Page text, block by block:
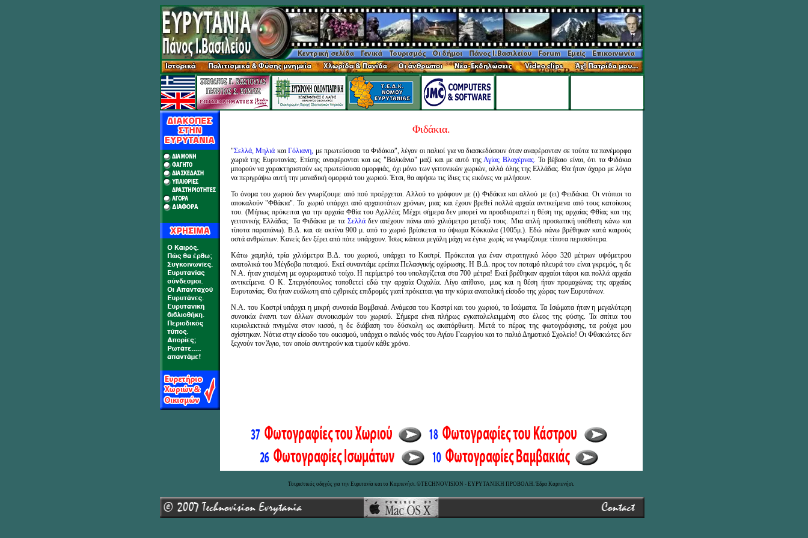
Φιδάκια.
"Σελλά, Μηλιά καιΓόλιανη, με πρωτεύουσα τα Φιδάκια", λέγαν οι παλιοί για να διασκεδάσουν όταν αναφέρονταν σε τούτα τα πανέμορφα
χωριά της Ευρυτανίας. Επίσης αναφέρονται και ως "Βαλκάνια" μαζί και με αυτό τηςΑγίας Βλαχέρνας. Το βέβαιο είναι, ότι τα Φιδάκια
μπορούν να χαρακτηριστούν ως πρωτεύουσα ομορφιάς, όχι μόνο των γειτονικών χωριών, αλλά όλης της Ελλάδας. Θα ήταν άχαρο με λόγια
να περιγράψω αυτή την μοναδική ομορφιά του χωριού. Έτσι, θα αφήσω τις ίδιες τις εικόνες να μιλήσουν.
Το όνομα του χωριού δεν γνωρίζουμε από πού προέρχεται. Αλλού το γράφουν με (ι) Φιδάκια και αλλού με (ει) Φειδάκια. Οι ντόπιοι το
αποκαλούν "Φθάκια". Το χωριό υπάρχει από αρχαιοτάτων χρόνων, μιας και έχουν βρεθεί πολλά αρχαία αντικείμενα από τους κατοίκους
του. (Μήπως πρόκειται για την αρχαία Φθία του Αχιλλέα; Μέχρι σήμερα δεν μπορεί να προσδιοριστεί η θέση της αρχαίας Φθίας και της
γειτονικής Ελλάδας. Τα Φιδάκια με τα Σελλάδεν απέχουν πάνω από χιλιόμετρο μεταξύ τους. Μια απλή προσωπική υπόθεση κάνω και
τίποτα παραπάνω). Β.Δ. και σε ακτίνα 900 μ. από το χωριό βρίσκεται το ύψωμα Κόκκαλα (1005μ.). Εδώ πάνω βρέθηκαν κατά καιρούς
οστά ανθρώπων. Κανείς δεν ξέρει από πότε υπάρχουν. Ίσως κάποια μεγάλη μάχη να έγινε χωρίς να γνωρίζουμε τίποτα περισσότερα.
Κάτω χαμηλά, τρία χιλιόμετρα Β.Δ. του χωριού, υπάρχει το Καστρί. Πρόκειται για έναν στρατηγικό λόφο 320 μέτρων υψόμετρου
ανατολικά του Μέγδοβα ποταμού. Εκεί συναντάμε ερείπια Πελασγικής οχύρωσης. Η Β.Δ. προς τον ποταμό πλευρά του είναι γκρεμός, η δε
Ν.Α. ήταν χτισμένη με οχυρωματικό τοίχο. Η περίμετρό του υπολογίζεται στα 700 μέτρα! Εκεί βρέθηκαν αρχαίοι τάφοι και πολλά αρχαία
αντικείμενα. Ο Κ. Στεργιόπουλος τοποθετεί εδώ την αρχαία Οιχαλία. Λίγο απίθανο, μιας και η θέση ήταν προμαχώνας της αρχαίας
Ευρυτανίας. Θα ήταν ευάλωτη από εχθρικές επιδρομές γιατί πρόκειται για την κύρια ανατολική είσοδο της χώρας των Ευρυτάνων.
Ν.Α. του Καστρί υπάρχει η μικρή συνοικία Βαμβακιά. Ανάμεσα του Καστρί και του χωριού, τα Ισώματα. Τα Ισώματα ήταν η μεγαλύτερη
συνοικία έναντι των άλλων συνοικισμών του χωριού. Σήμερα είναι πλήρως εγκαταλελειμμένη στο έλεος της φύσης. Τα σπίτια του
κυριολεκτικά πνιγμένα στον κισσό, η δε διάβαση του δύσκολη ως ακατόρθωτη. Μετά το πέρας της φωτογράφισης, τα ρούχα μου
σχίστηκαν. Νότια στην είσοδο του οικισμού, υπάρχει ο παλιός ναός του Αγίου Γεωργίου και το παλιό Δημοτικό Σχολείο! Οι Φθακιώτες δεν
ξεχνούν τον Άγιο, τον οποίο συντηρούν και τιμούν κάθε χρόνο.
Τουριστικός οδηγός για την Ευρυτανία και το Καρπενήσι. ©TECHNOVISION - ΕΥΡΥΤΑΝΙΚΗ ΠΡΟΒΟΛΗ. Έδρα Καρπενήσι.